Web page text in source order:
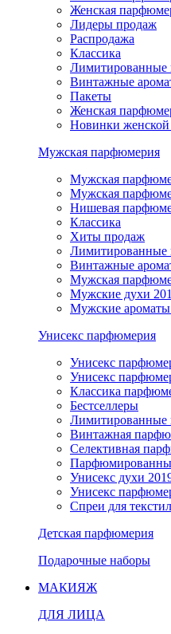
Женская
Лидеры продаж
Распродажа
Классика
Лимитированные
Винтажные
Пакеты
Женская
Новинки
Мужская парфюмерия
Мужская
Мужская
Нишевая
Классика
Хиты продаж
Лимитированные
Винтажные
Мужская
Мужские духи
Мужские ароматы
Унисекс парфюмерия
Унисекс
Унисекс
Классика
Бестселлеры
Лимитированные
Винтажная
Селективная
Унисекс духи
Унисекс
Спреи для
Детская парфюмерия
Подарочные наборы
МАКИЯЖ
ДЛЯ ЛИЦА